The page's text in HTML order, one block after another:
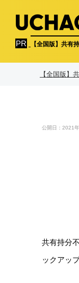
【全国版】共有
【全国版】
公開日： 2021
共有持分
ックアッ